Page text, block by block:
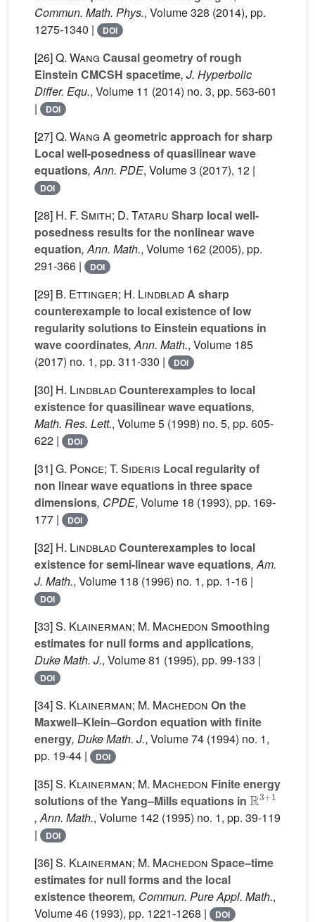
Commun. Math. Phys., Volume 328 (2014), pp.
1275-1340 |
DOI
[26]Q. Wang Causal geometry of rough
Einstein CMCSH spacetime, J. Hyperbolic
Differ. Equ., Volume 11 (2014) no. 3, pp. 563-601
|
DOI
[27]Q. Wang A geometric approach for sharp
Local well-posedness of quasilinear wave
equations, Ann. PDE, Volume 3 (2017), 12 |
DOI
[28] H. F. Smith; D. Tataru Sharp local well-
posedness results for the nonlinear wave
equation, Ann. Math., Volume 162 (2005), pp.
291-366 |
DOI
[29] B. Ettinger; H. LindbladA sharp
counterexample to local existence of low
regularity solutions to Einstein equations in
wave coordinates, Ann. Math., Volume 185
(2017) no. 1, pp. 311-330 |
DOI
[30] H. LindbladCounterexamples to local
existence for quasilinear wave equations,
Math. Res. Lett., Volume 5 (1998) no. 5, pp. 605-
622 |
DOI
[31]G. Ponce; T. Sideris Local regularity of
non linear wave equations in three space
dimensions, CPDE, Volume 18 (1993), pp. 169-
177 |
DOI
[32] H. LindbladCounterexamples to local
existence for semi-linear wave equations, Am.
J. Math., Volume 118 (1996) no. 1, pp. 1-16 |
DOI
[33]S. Klainerman; M. Machedon Smoothing
estimates for null forms and applications,
Duke Math. J., Volume 81 (1995), pp. 99-133 |
DOI
[34]S. Klainerman; M. Machedon On the
Maxwell–Klein–Gordon equation with finite
energy, Duke Math. J., Volume 74 (1994) no. 1,
pp. 19-44 |
DOI
[35]S. Klainerman; M. Machedon Finite energy
solutions of the Yang–Mills equations in
ℝ3+1
, Ann. Math., Volume 142 (1995) no. 1, pp. 39-119
|
DOI
[36]S. Klainerman; M. Machedon Space–time
estimates for null forms and the local
existence theorem, Commun. Pure Appl. Math.,
Volume 46 (1993), pp. 1221-1268 | DOI